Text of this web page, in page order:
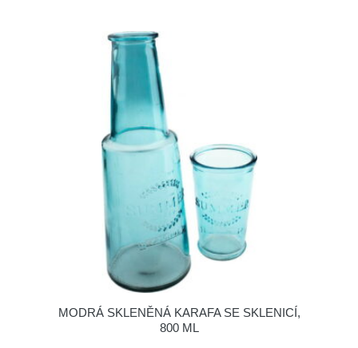
MODRÁ SKLENĚNÁ KARAFA SE SKLENICÍ,
800 ML